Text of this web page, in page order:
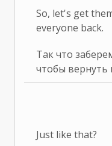
So, let's get
everyone back.
Так что
чтобы вернуть
Just like that?